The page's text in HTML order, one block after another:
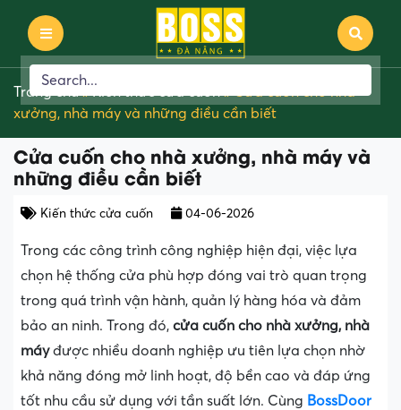
Trang chủ
xưởng, nhà máy và những điều cần biết
Cửa cuốn cho nhà xưởng, nhà máy và
những điều cần biết
Kiến thức cửa cuốn 04-06-2026
Trong các công trình công nghiệp hiện đại, việc lựa
chọn hệ thống cửa phù hợp đóng vai trò quan trọng
trong quá trình vận hành, quản lý hàng hóa và đảm
bảo an ninh. Trong đó, cửa cuốn cho nhà xưởng, nhà
máyđược nhiều doanh nghiệp ưu tiên lựa chọn nhờ
khả năng đóng mở linh hoạt, độ bền cao và đáp ứng
tốt nhu cầu sử dụng với tần suất lớn. Cùng BossDoor